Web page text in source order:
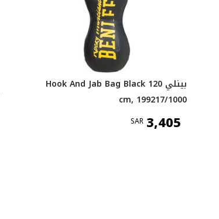
بينلي Hook And Jab Bag Black 120
cm, 199217/1000
SAR 3,405